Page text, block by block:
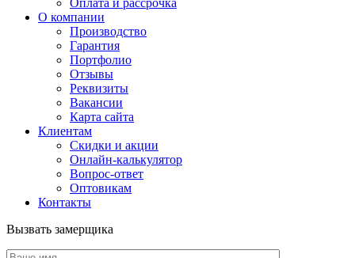
Оплата и рассрочка
О компании
Производство
Гарантия
Портфолио
Отзывы
Реквизиты
Вакансии
Карта сайта
Клиентам
Скидки и акции
Онлайн-калькулятор
Вопрос-ответ
Оптовикам
Контакты
Вызвать замерщика